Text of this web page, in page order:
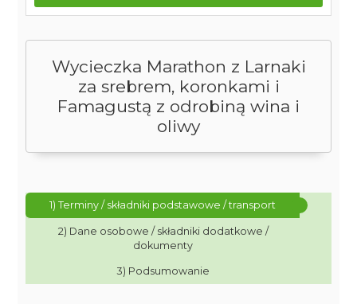
Wycieczka Marathon z Larnaki
za srebrem, koronkami i
Famagustą z odrobiną wina i
oliwy
1) Terminy / składniki podstawowe / transport
2) Dane osobowe / składniki dodatkowe /
dokumenty
3) Podsumowanie